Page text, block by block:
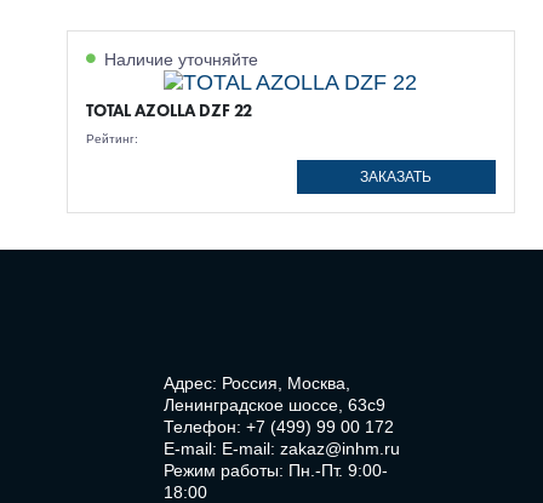
Наличие уточняйте
TOTAL AZOLLA DZF 22
Рейтинг:
ЗАКАЗАТЬ
Адрес: Россия, Москва,
Ленинградское шоссе, 63с9
Телефон: +7 (499) 99 00 172
E-mail: E-mail: zakaz@inhm.ru
Режим работы: Пн.-Пт. 9:00-
18:00